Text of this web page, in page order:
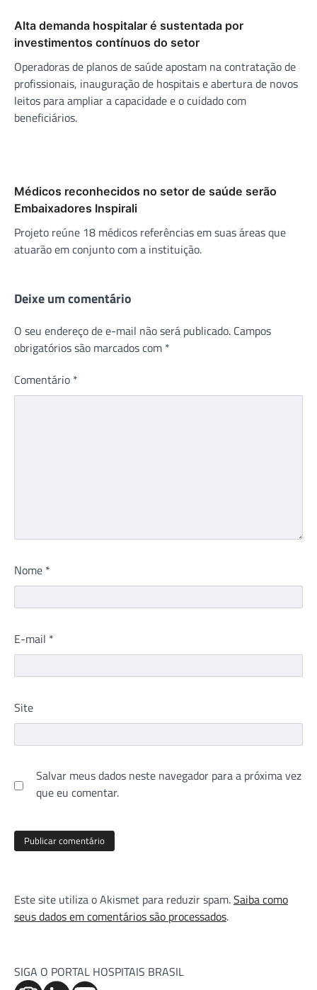
Alta demanda hospitalar é sustentada por
investimentos contínuos do setor
Operadoras de planos de saúde apostam na contratação de
profissionais, inauguração de hospitais e abertura de novos
leitos para ampliar a capacidade e o cuidado com
beneficiários.
Médicos reconhecidos no setor de saúde serão
Embaixadores Inspirali
Projeto reúne 18 médicos referências em suas áreas que
atuarão em conjunto com a instituição.
Deixe um comentário
O seu endereço de e-mail não será publicado. Campos
obrigatórios são marcados com *
Comentário *
Nome *
E-mail *
Site
Salvar meus dados neste navegador para a próxima vez
que eu comentar.
Este site utiliza o Akismet para reduzir spam.Saiba como
seus dados em comentários são processados.
SIGA O PORTAL HOSPITAIS BRASIL